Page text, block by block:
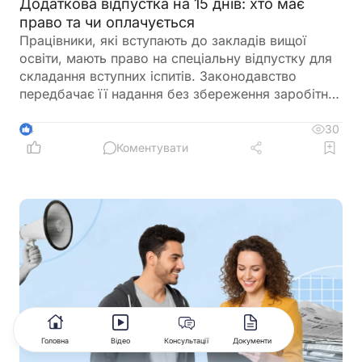
Додаткова відпустка на 15 днів: хто має
право та чи оплачується
Працівники, які вступають до закладів вищої
освіти, мають право на спеціальну відпустку для
складання вступних іспитів. Законодавство
передбачає її надання без збереження заробітної
для проїзду до місця проведення іспитів та назад
4
30
Коментувати
Головна Відео Консультації Документи